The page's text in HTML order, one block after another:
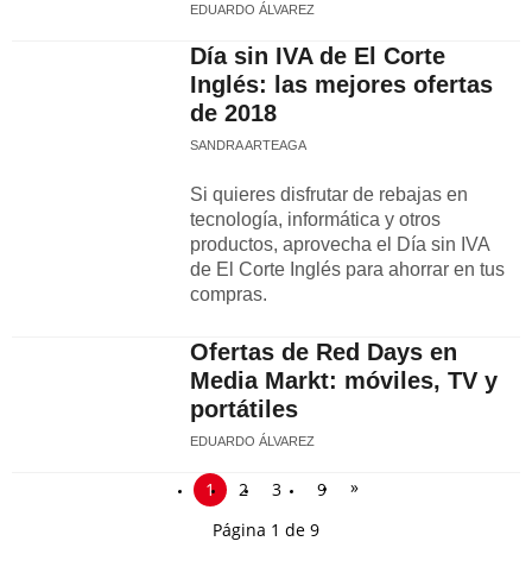
EDUARDO ÁLVAREZ
Día sin IVA de El Corte
Inglés: las mejores ofertas
de 2018
SANDRA ARTEAGA
Si quieres disfrutar de rebajas en
tecnología, informática y otros
productos, aprovecha el Día sin IVA
de El Corte Inglés para ahorrar en tus
compras.
Ofertas de Red Days en
Media Markt: móviles, TV y
portátiles
EDUARDO ÁLVAREZ
1 2 3 9
»
Página 1 de 9